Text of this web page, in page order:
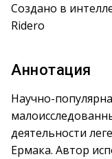
Создано в
Ridero
Аннотация
Научно-
деятельности
Ермака. Автор